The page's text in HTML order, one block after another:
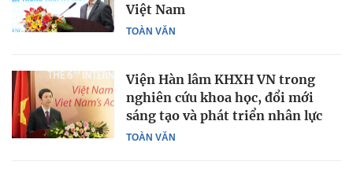
TOÀN VĂN
Việt Nam
TOÀN VĂN
Viện Hàn lâm KHXH VN trong
nghiên cứu khoa học, đổi mới
sáng tạo và phát triển nhân lực